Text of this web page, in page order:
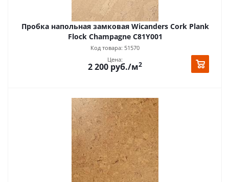
Пробка напольная замковая Wicanders Cork Plank
Flock Champagne C81Y001
Код товара: 51570
Цена:
2 200 руб./м2